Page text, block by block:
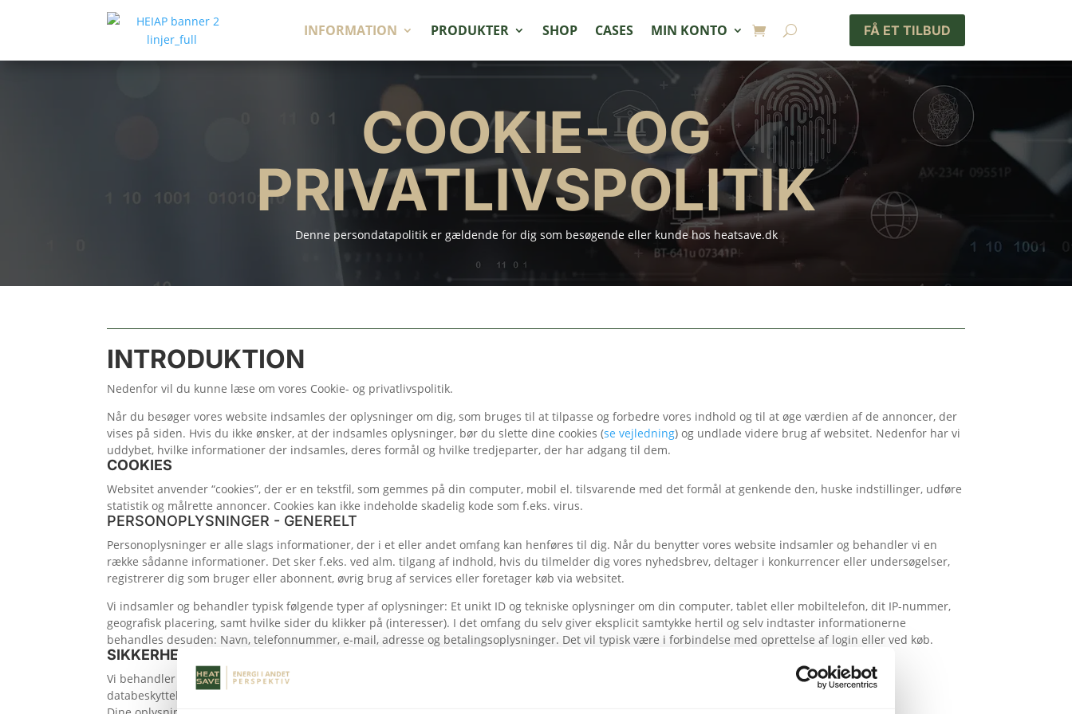
INFORMATION PRODUKTER SHOP CASES MIN KONTO FÅ ET TILBUD
COOKIE- OG
PRIVATLIVSPOLITIK
Denne persondatapolitik er gældende for dig som besøgende eller kunde hos heatsave.dk
INTRODUKTION
Nedenfor vil du kunne læse om vores Cookie- og privatlivspolitik.
Når du besøger vores website indsamles der oplysninger om dig, som bruges til at tilpasse og forbedre vores indhold og til at øge værdien af de annoncer, der
vises på siden. Hvis du ikke ønsker, at der indsamles oplysninger, bør du slette dine cookies (se vejledning) og undlade videre brug af websitet. Nedenfor har vi
uddybet, hvilke informationer der indsamles, deres formål og hvilke tredjeparter, der har adgang til dem.
COOKIES
Websitet anvender “cookies”, der er en tekstfil, som gemmes på din computer, mobil el. tilsvarende med det formål at genkende den, huske indstillinger, udføre
statistik og målrette annoncer. Cookies kan ikke indeholde skadelig kode som f.eks. virus.
PERSONOPLYSNINGER - GENERELT
Personoplysninger er alle slags informationer, der i et eller andet omfang kan henføres til dig. Når du benytter vores website indsamler og behandler vi en
række sådanne informationer. Det sker f.eks. ved alm. tilgang af indhold, hvis du tilmelder dig vores nyhedsbrev, deltager i konkurrencer eller undersøgelser,
registrerer dig som bruger eller abonnent, øvrig brug af services eller foretager køb via websitet.
Vi indsamler og behandler typisk følgende typer af oplysninger: Et unikt ID og tekniske oplysninger om din computer, tablet eller mobiltelefon, dit IP-nummer,
geografisk placering, samt hvilke sider du klikker på (interesser). I det omfang du selv giver eksplicit samtykke hertil og selv indtaster informationerne
behandles desuden: Navn, telefonnummer, e-mail, adresse og betalingsoplysninger. Det vil typisk være i forbindelse med oprettelse af login eller ved køb.
SIKKERHED
Vi behandler dine personoplysninger sikkert og fortroligt i overensstemmelse med gældende lovgivning, herunder persondataforordningen og
databeskyttelsesloven.